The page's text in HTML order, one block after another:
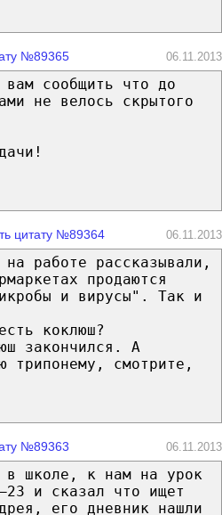
№89365 06.11.2013
сообщить что до
не велось скрытого
цитату №89364 06.11.2013
работе рассказывали,
продаются
и вирусы". Так и
коклюш?
закончился. А
трипонему, смотрите,
№89363 06.11.2013
школе, к нам на урок
и сказал что ищет
его дневник нашли